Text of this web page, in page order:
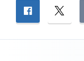
Jaa sivu
Jaa Jaa